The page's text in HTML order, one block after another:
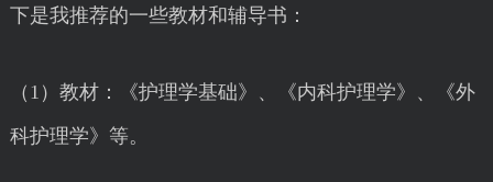
下是我推荐的一些教材和辅导书：
（1）教材：《护理学基础》、《内科护理学》、《外
科护理学》等。